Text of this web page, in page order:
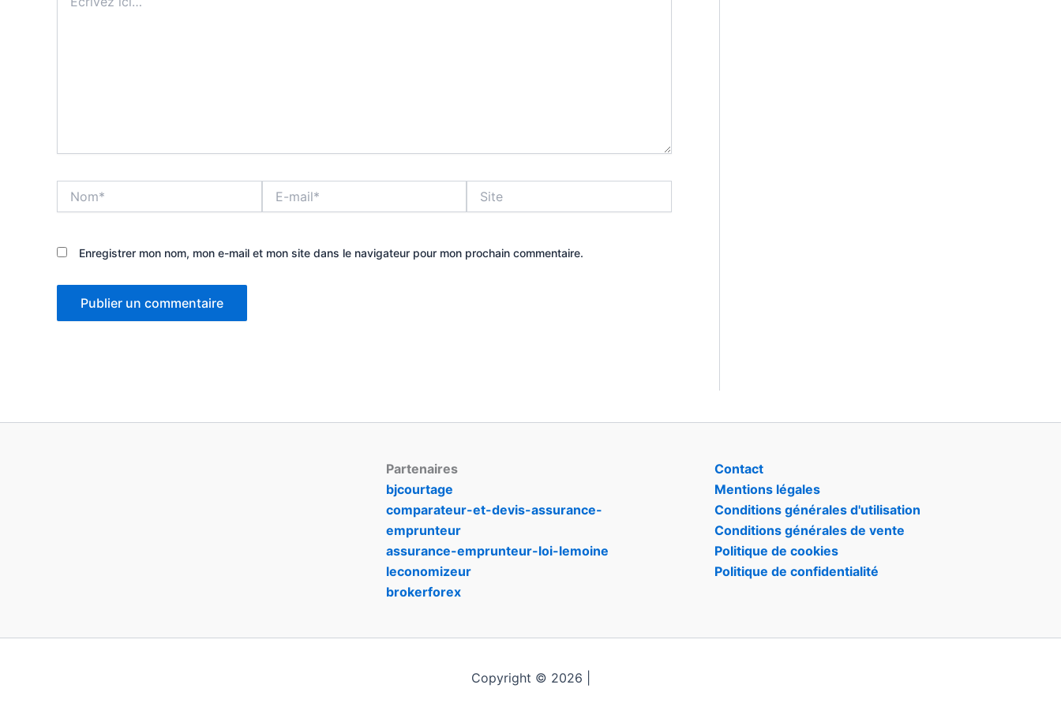
ici…
mail*
Enregistrer mon nom, mon e-mail et mon site dans le navigateur pour mon prochain commentaire.
Partenaires
bjcourtage
comparateur-et-devis-assurance-
emprunteur
assurance-emprunteur-loi-lemoine
leconomizeur
brokerforex
Contact
Mentions légales
Conditions générales d'utilisation
Conditions générales de vente
Politique de cookies
Politique de confidentialité
Copyright © 2026 |